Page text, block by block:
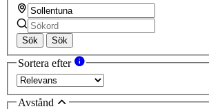
Sök Sök
Sortera efter
Avstånd